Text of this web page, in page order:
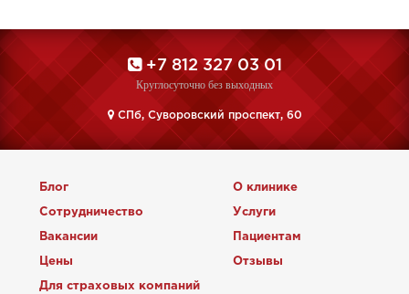
+7 812 327 03 01
Круглосуточно без выходных
CПб, Суворовский проспект, 60
Блог О клинике
Сотрудничество Услуги
Вакансии Пациентам
Цены Отзывы
Для страховых компаний